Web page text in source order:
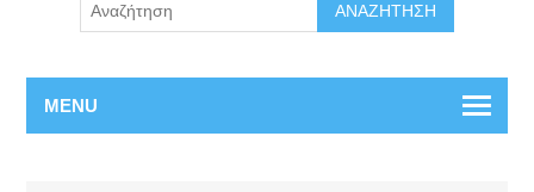
ΑΝΑΖΉΤΗΣΗ
MENU